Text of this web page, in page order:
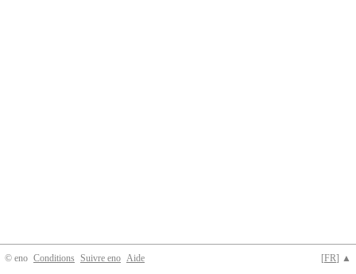
© eno [FR] ▲
Conditions Suivre eno Aide